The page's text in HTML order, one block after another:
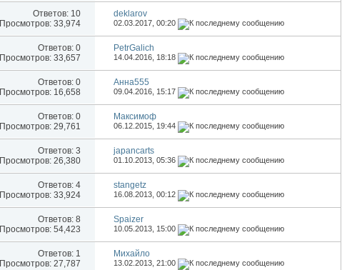
Ответов: 10
Просмотров: 33,974
deklarov
02.03.2017,00:20
Ответов: 0
Просмотров: 33,657
PetrGalich
14.04.2016, 18:18
Ответов: 0
Просмотров: 16,658
Анна555
09.04.2016, 15:17
Ответов: 0
Просмотров: 29,761
Максимоф
06.12.2015, 19:44
Ответов: 3
Просмотров: 26,380
japancarts
01.10.2013,05:36
Ответов: 4
Просмотров: 33,924
stangetz
16.08.2013,00:12
Ответов: 8
Просмотров: 54,423
Spaizer
10.05.2013, 15:00
Ответов: 1
Просмотров: 27,787
Михайло
13.02.2013,21:00